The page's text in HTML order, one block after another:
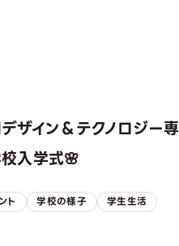
ザイン＆テクノロジー専
入学式🌸
ト 学校の様子 学生生活